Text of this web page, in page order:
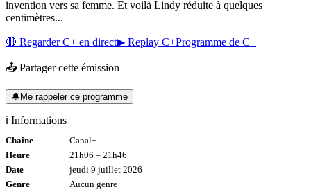
invention vers sa femme. Et voilà Lindy réduite à quelques
centimètres...
🔴 RegarderC+ en direct▶ Replay C+Programme de C+
📤 Partager cette émission
🔔Me rappeler ce programme
ℹ️ Informations
Chaîne
Canal+
Heure
21h06 – 21h46
Date
jeudi 9 juillet 2026
Genre
Aucun genre